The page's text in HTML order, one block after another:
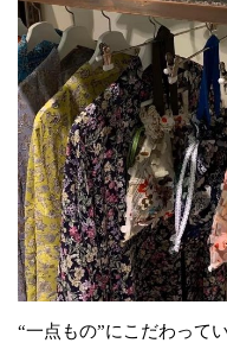
“一点もの”にこだわって